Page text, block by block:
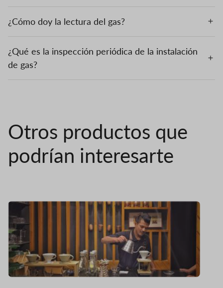
¿Cómo doy la lectura del gas?
¿Qué es la inspección periódica de la instalación
de gas?
Otros productos que
podrían interesarte
Imagen